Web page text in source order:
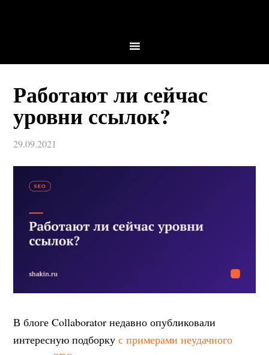
Работают ли сейчас
уровни ссылок?
29.09.2021
В блоге Collaborator недавно опубликовали
интересную подборкус примерами неудачного